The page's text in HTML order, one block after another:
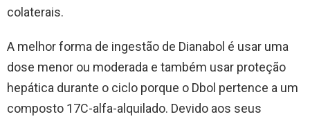
colaterais.
A melhor forma de ingestão de Dianabol é usar uma
dose menor ou moderada e também usar proteção
hepática durante o ciclo porque o Dbol pertence a um
composto 17C-alfa-alquilado. Devido aos seus